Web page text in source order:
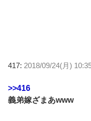
417: 2018/09/24(月)
>>416
義弟嫁ざまあwww